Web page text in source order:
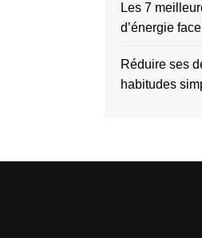
Les 7
d’énergie
Réduire ses
habitudes